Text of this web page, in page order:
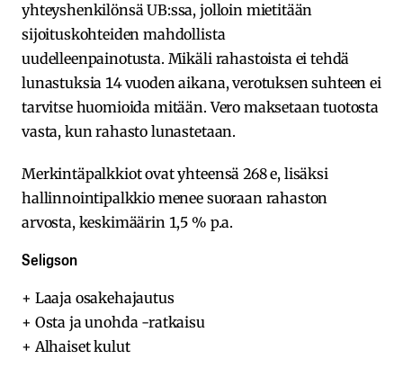
yhteyshenkilönsä UB:ssa, jolloin mietitään
sijoituskohteiden mahdollista
uudelleenpainotusta. Mikäli rahastoista ei tehdä
lunastuksia 14 vuoden aikana, verotuksen suhteen ei
tarvitse huomioida mitään. Vero maksetaan tuotosta
vasta, kun rahasto lunastetaan.
Merkintäpalkkiot ovat yhteensä 268 e, lisäksi
hallinnointipalkkio menee suoraan rahaston
arvosta, keskimäärin 1,5 % p.a.
Seligson
+ Laaja osakehajautus
+ Osta ja unohda -ratkaisu
+ Alhaiset kulut